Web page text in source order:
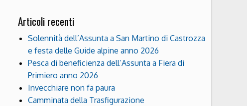
Articoli recenti
Solennità dell’Assunta a San Martino di Castrozza
e festa delle Guide alpine anno 2026
Pesca di beneficienza dell’Assunta a Fiera di
Primiero anno 2026
Invecchiare non fa paura
Camminata della Trasfigurazione